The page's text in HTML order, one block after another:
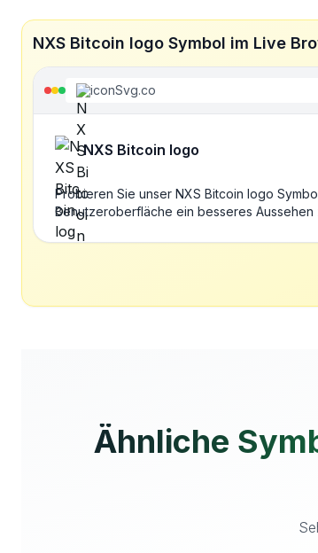
NXS Bitcoin logo Symbol im Live
iconSvg.co
NXS Bitcoin logo
Probieren Sie unser NXS Bitcoin logo
Benutzeroberfläche ein besseres Aussehen
Ähnliche